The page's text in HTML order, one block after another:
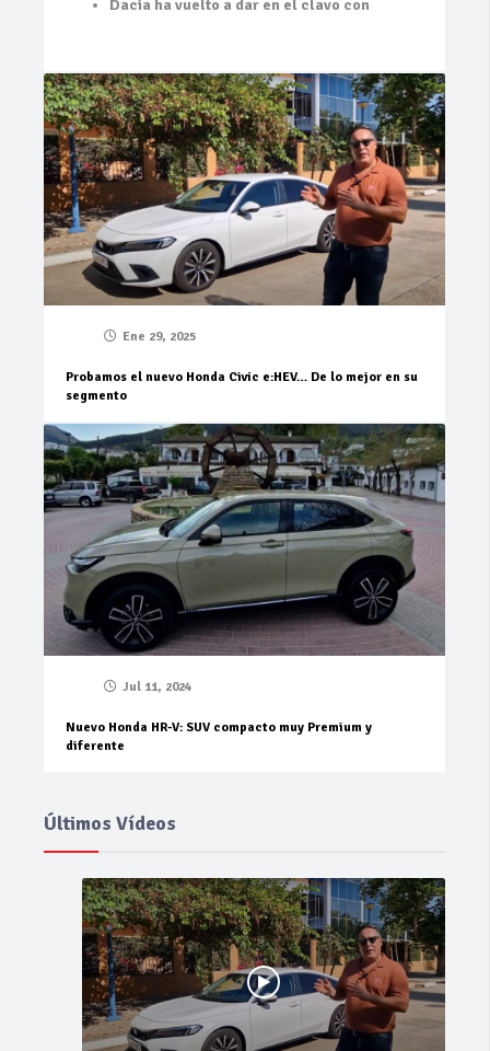
Dacia ha vuelto a dar en el clavo con
Ene 29, 2025
Probamos el nuevo Honda Civic e:HEV… De lo mejor en su
segmento
Jul 11, 2024
Nuevo Honda HR-V: SUV compacto muy Premium y
diferente
Últimos Vídeos